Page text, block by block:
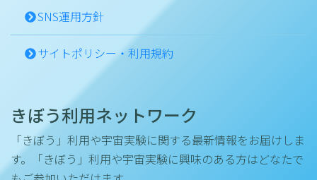
SNS運用方針
サイトポリシー・利用規約
きぼう利用ネットワーク
「きぼう」利用や宇宙実験に関する最新情報をお届けしま
す。「きぼう」利用や宇宙実験に興味のある方はどなたで